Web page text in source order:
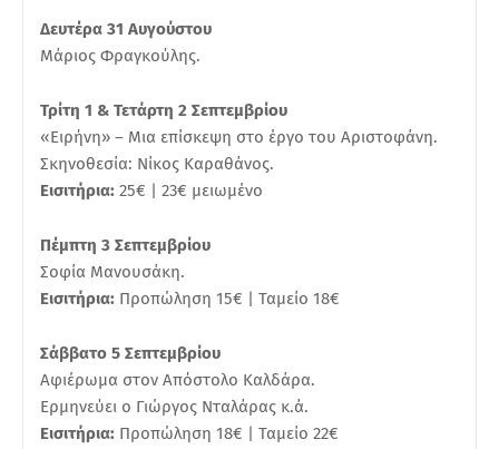
Δευτέρα 31 Αυγούστου
Μάριος Φραγκούλης.
Τρίτη 1 & Τετάρτη 2 Σεπτεμβρίου
«Ειρήνη» – Μια επίσκεψη στο έργο του Αριστοφάνη.
Σκηνοθεσία: Νίκος Καραθάνος.
Εισιτήρια: 25€ | 23€ μειωμένο
Πέμπτη 3 Σεπτεμβρίου
Σοφία Μανουσάκη.
Εισιτήρια: Προπώληση 15€ | Ταμείο 18€
Σάββατο 5 Σεπτεμβρίου
Αφιέρωμα στον Απόστολο Καλδάρα.
Ερμηνεύει ο Γιώργος Νταλάρας κ.ά.
Εισιτήρια: Προπώληση 18€ | Ταμείο 22€